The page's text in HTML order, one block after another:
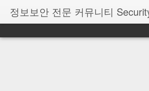
정보보안 전문 커뮤니티